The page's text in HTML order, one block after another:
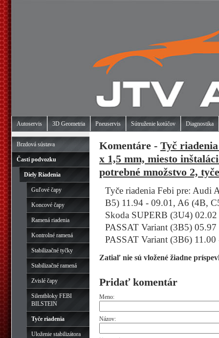
Autoservis 3D Geometria Pneuservis Sútruženie kotúčov Diagnostika
Brzdová sústava
Časti podvozku
Diely Riadenia
Guľové čapy
Koncové čapy
Ramená riadenia
Kontrolné ramená
Stabilizačné tyčky
Stabilizačné ramená
Zvislé čapy
Silentbloky FEBI
BILSTEIN
Tyče riadenia
Uloženie stabilizátora
Komentáre - Tyč
x 1,5 mm, miesto
potrebné množstvo 2,
Tyče riadenia Febi pre: Audi
B5) 11.94 - 09.01, A6 (4B,
Skoda SUPERB (3U4)
PASSAT Variant (3B5)
PASSAT Variant (3B6) 11.00
Zatiaľ nie sú vložené žiadne
Pridať komentár
Meno:
Názov: